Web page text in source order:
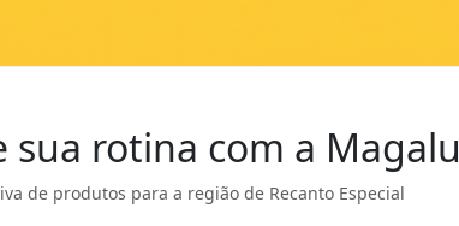
sua rotina com a Magalu
de produtos para a região de Recanto Especial